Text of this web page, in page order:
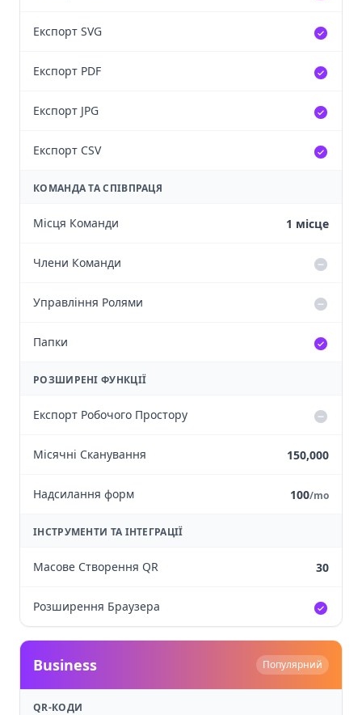
Експорт SVG
Експорт PDF
Експорт JPG
Експорт CSV
КОМАНДА ТА СПІВПРАЦЯ
Місця Команди 1 місце
Члени Команди
Управління Ролями
Папки
РОЗШИРЕНІ ФУНКЦІЇ
Експорт Робочого Простору
Місячні Сканування 150,000
Надсилання форм 100/mo
ІНСТРУМЕНТИ ТА ІНТЕГРАЦІЇ
Масове Створення QR 30
Розширення Браузера
Business Популярний
QR-КОДИ